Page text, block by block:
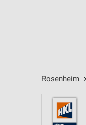
Rosenheim